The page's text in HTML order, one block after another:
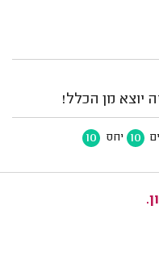
יוצא מן הכלל!
10 יחס 10